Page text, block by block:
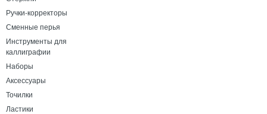
Ручки-корректоры
Сменные перья
Инструменты для
каллиграфии
Наборы
Аксессуары
Точилки
Ластики